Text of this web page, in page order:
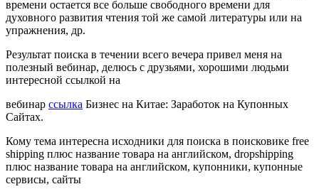
времени остается все больше свободного времени для
духовного развития чтения той же самой литературы или на
упражнения, др.
Результат поиска в течении всего вечера привел меня на
полезный вебинар, делюсь с друзьями, хорошими людьми
интересной ссылкой на
вебинар ссылка Бизнес на Китае: Заработок на Купонных
Сайтах.
Кому тема интересна исходники для поиска в поисковике free
shipping плюс название товара на английском, dropshipping
плюс название товара на английском, купонники, купонные
сервисы, сайты